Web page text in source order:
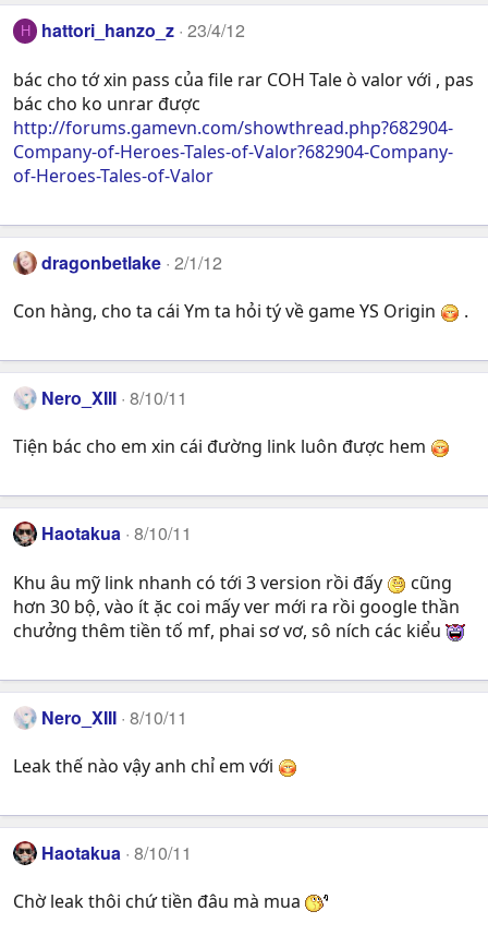
H hattori_hanzo_z 23/4/12
bác cho tớ xin pass của file rar COH Tale ò valor với , pas
bác cho ko unrar được
http://forums.gamevn.com/showthread.php?682904-
Company-of-Heroes-Tales-of-Valor?682904-Company-
of-Heroes-Tales-of-Valor
dragonbetlake 2/1/12
Con hàng, cho ta cái Ym ta hỏi tý về game YS Origin .
Nero_XIII 8/10/11
Tiện bác cho em xin cái đường link luôn được hem
Haotakua 8/10/11
Khu âu mỹ link nhanh có tới 3 version rồi đấy
cũng
hơn 30 bộ, vào ít ặc coi mấy ver mới ra rồi google thần
chưởng thêm tiền tố mf, phai sơ vơ, sô ních các kiểu
Nero_XIII 8/10/11
Leak thế nào vậy anh chỉ em với
Haotakua 8/10/11
Chờ leak thôi chứ tiền đâu mà mua